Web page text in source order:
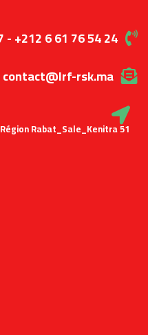
- +212 6 61 76 54 24
contact@lrf-rsk.ma
Région Rabat_Sale_Kenitra